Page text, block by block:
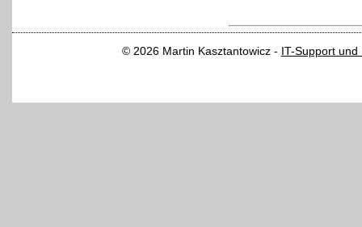
© 2026 Martin Kasztantowicz - IT-Support und